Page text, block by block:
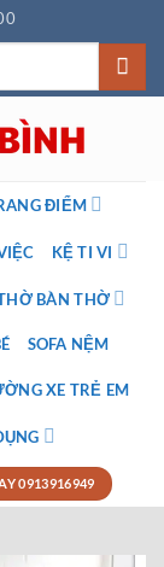
ĐIỂM
KỆ TI VI
BÀN THỜ
SOFA NỆM
XE TRẺ EM
0913916949